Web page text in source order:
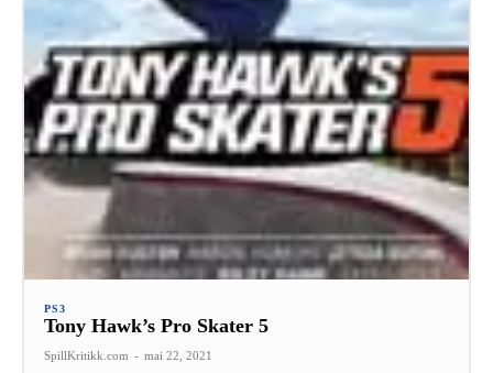
PS3
Tony Hawk’s Pro Skater 5
SpillKritikk.com - mai 22, 2021